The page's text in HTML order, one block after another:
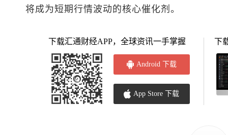
将成为短期行情波动的核心催化剂。
下载汇通财经APP，全球资讯一手掌握
Android 下载
App Store 下载
下